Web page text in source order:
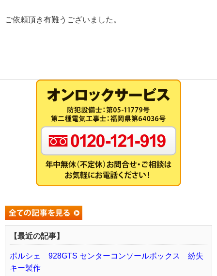
ご依頼頂き有難うございました。
【最近の記事】
ポルシェ 928GTS センターコンソールボックス 紛失
キー製作